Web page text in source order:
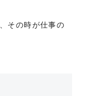
その時が仕事の